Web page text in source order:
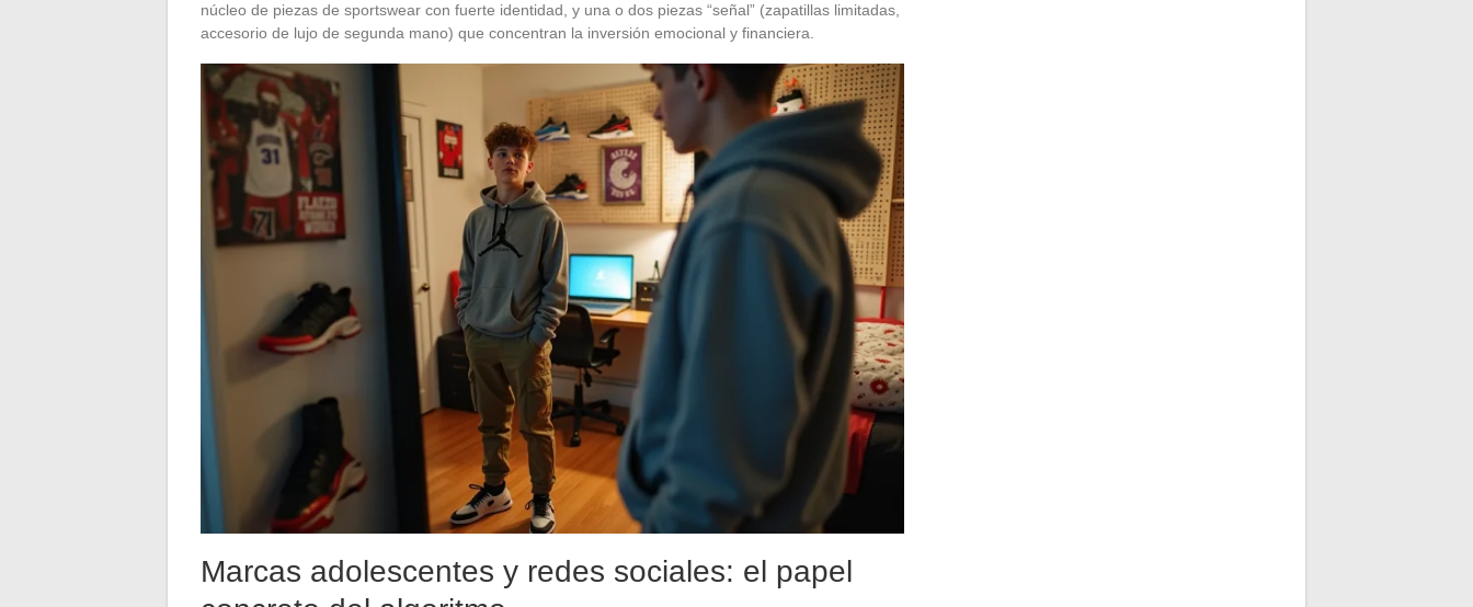
núcleo de piezas de sportswear con fuerte identidad, y una o dos piezas “señal” (zapatillas limitadas,
accesorio de lujo de segunda mano) que concentran la inversión emocional y financiera.
Marcas adolescentes y redes sociales: el papel